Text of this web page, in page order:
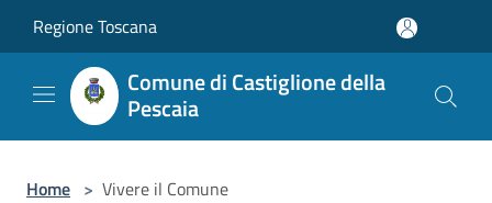
Regione Toscana
Comune di Castiglione della
Pescaia
Home > Vivere il Comune